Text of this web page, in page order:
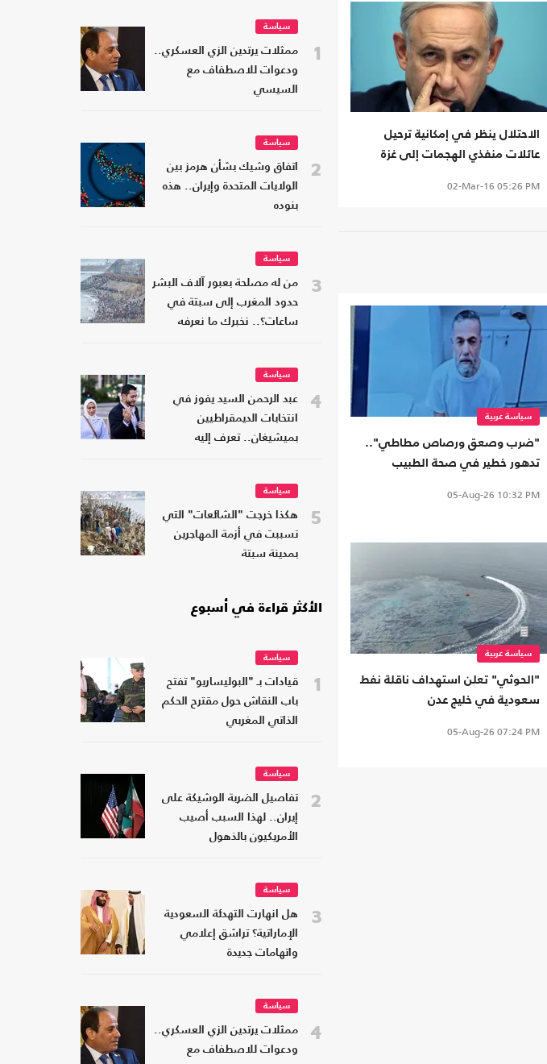
الاحتلال ينظر في إمكانية ترحيل
عائلات منفذي الهجمات إلى غزة
02-Mar-16 05:26 PM
سياسة عربية
"ضرب وصعق ورصاص مطاطي"..
تدهور خطير في صحة الطبيب
05-Aug-26 10:32 PM
سياسة عربية
"الحوثي" تعلن استهداف ناقلة نفط
سعودية في خليج عدن
05-Aug-26 07:24 PM
1
سياسة
ممثلات يرتدين الزي العسكري..
ودعوات للاصطفاف مع
السيسي
2
سياسة
اتفاق وشيك بشأن هرمز بين
الولايات المتحدة وإيران.. هذه
بنوده
3
سياسة
من له مصلحة بعبور آلاف البشر
حدود المغرب إلى سبتة في
ساعات؟.. نخبرك ما نعرفه
4
سياسة
عبد الرحمن السيد يفوز في
انتخابات الديمقراطيين
بميشيغان.. تعرف إليه
5
سياسة
هكذا خرجت "الشائعات" التي
تسببت في أزمة المهاجرين
بمدينة سبتة
الأكثر قراءة في أسبوع
1
سياسة
قيادات بـ "البوليساريو" تفتح
باب النقاش حول مقترح الحكم
الذاتي المغربي
2
سياسة
تفاصيل الضربة الوشيكة على
إيران.. لهذا السبب أصيب
الأمريكيون بالذهول
3
سياسة
هل انهارت التهدئة السعودية
الإماراتية؟ تراشق إعلامي
واتهامات جديدة
4
سياسة
ممثلات يرتدين الزي العسكري..
ودعوات للاصطفاف مع